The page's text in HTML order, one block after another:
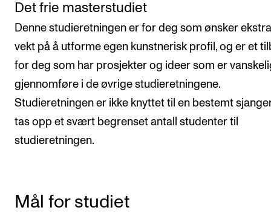
Det frie masterstudiet
Denne studieretningen er for deg som ønsker
vekt på å utforme egen kunstnerisk profil, og er et
for deg som har prosjekter og ideer som er
gjennomføre i de øvrige studieretningene.
Studieretningen er ikke knyttet til en bestemt
tas opp et svært begrenset antall studenter til
studieretningen.
Mål for studiet